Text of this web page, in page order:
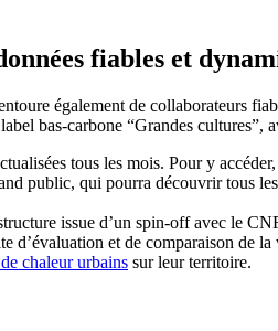
fiables et
également de collaborateurs
bas-carbone “Grandes cultures”,
tous les mois. Pour y
public, qui pourra découvrir tous
issue d’un spin-off avec le
d’évaluation et de comparaison de
chaleur urbains sur leur territoire.